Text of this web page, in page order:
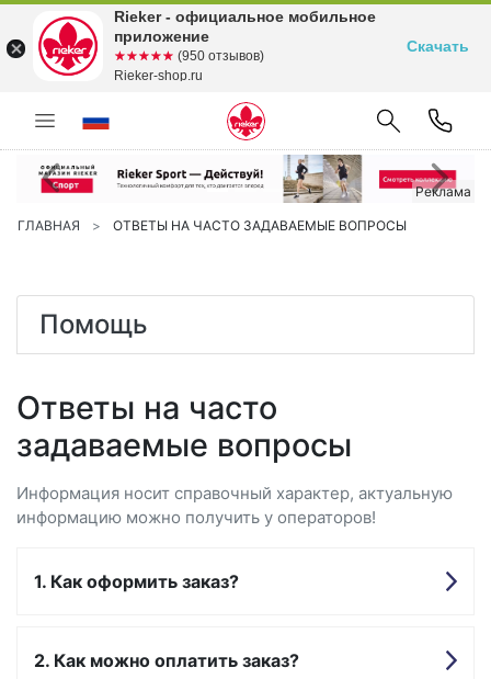
Реклама
Предыдущий
ГЛАВНАЯ ОТВЕТЫ НА ЧАСТО ЗАДАВАЕМЫЕ ВОПРОСЫ
Помощь
Ответы на часто
задаваемые вопросы
Информация носит справочный характер, актуальную
информацию можно получить у операторов!
Как оформить заказ?
Как можно оплатить заказ?
Rieker - официальное мобильное
приложение
☆☆☆☆☆
★★★★★ (950 отзывов)
Rieker-shop.ru
Скачать